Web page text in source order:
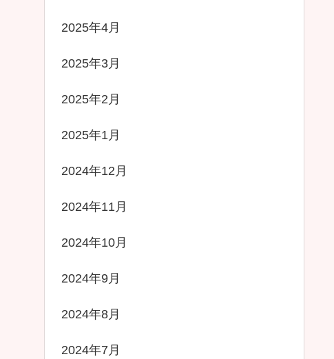
2025年4月
2025年3月
2025年2月
2025年1月
2024年12月
2024年11月
2024年10月
2024年9月
2024年8月
2024年7月